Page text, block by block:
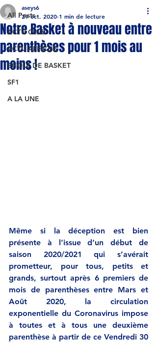
All Posts
ACTU CLUB
ACTU AFFICHE
ECOLE DE BASKET
SF1
A LA UNE
Notre Basket à nouveau entre
parenthèses pour 1 mois au
moins !
aseys6
29 oct. 2020 1 min de lecture
Même si la déception est bien
présente à l’issue d’un début de
saison 2020/2021 qui s’avérait
prometteur, pour tous, petits et
grands, surtout après 6 premiers de
mois de parenthèses entre Mars et
Août 2020, la circulation
exponentielle du Coronavirus impose
à toutes et à tous une deuxième
parenthèse à partir de ce Vendredi 30